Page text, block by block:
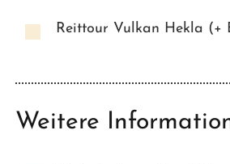
Reittour Vulkan Hekla (+
Weitere